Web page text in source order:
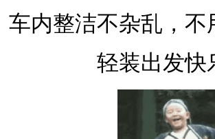
车内整洁不杂乱，不
轻装出发快